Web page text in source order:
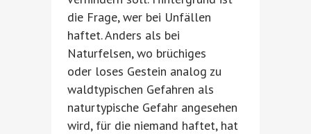
die Frage, wer bei Unfällen
haftet. Anders als bei
Naturfelsen, wo brüchiges
oder loses Gestein analog zu
waldtypischen Gefahren als
naturtypische Gefahr angesehen
wird, für die niemand haftet, hat